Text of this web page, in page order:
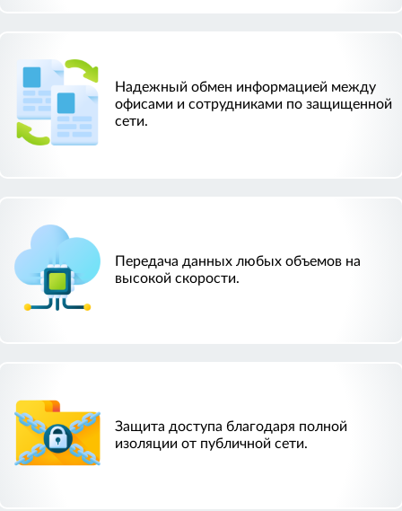
Надежный обмен информацией между
офисами и сотрудниками по защищенной
сети.
Передача данных любых объемов на
высокой скорости.
Защита доступа благодаря полной
изоляции от публичной сети.